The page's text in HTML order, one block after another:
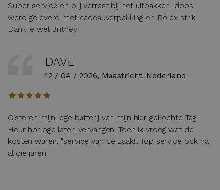
Super service en blij verrast bij het uitpakken, doos
werd geleverd met cadeauverpakking en Rolex strik.
Dank je wel Britney!
DAVE
12 / 04 / 2026, Maastricht, Nederland
Gisteren mijn lege batterij van mijn hier gekochte Tag
Heur horloge laten vervangen. Toen ik vroeg wat de
kosten waren: "service van de zaak!". Top service ook na
al die jaren!